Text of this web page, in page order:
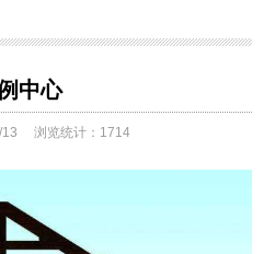
中心
浏览统计：1714